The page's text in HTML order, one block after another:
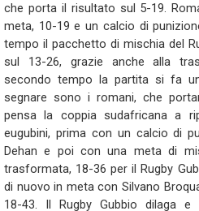
che porta il risultato sul 5-19.
meta, 10-19 e un calcio di
tempo il pacchetto di mischia del
sul 13-26, grazie anche alla
secondo tempo la partita si fa
segnare sono i romani, che
pensa la coppia sudafricana a
eugubini, prima con un calcio di
Dehan e poi con una meta di
trasformata, 18-36 per il Rugby
di nuovo in meta con Silvano
18-43. Il Rugby Gubbio dilaga e